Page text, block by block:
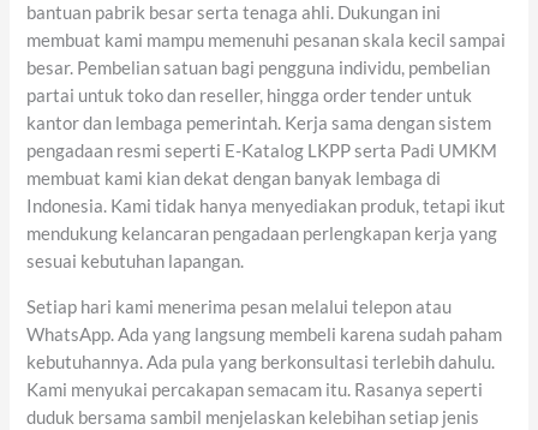
bantuan pabrik besar serta tenaga ahli. Dukungan ini
membuat kami mampu memenuhi pesanan skala kecil sampai
besar. Pembelian satuan bagi pengguna individu, pembelian
partai untuk toko dan reseller, hingga order tender untuk
kantor dan lembaga pemerintah. Kerja sama dengan sistem
pengadaan resmi seperti E-Katalog LKPP serta Padi UMKM
membuat kami kian dekat dengan banyak lembaga di
Indonesia. Kami tidak hanya menyediakan produk, tetapi ikut
mendukung kelancaran pengadaan perlengkapan kerja yang
sesuai kebutuhan lapangan.
Setiap hari kami menerima pesan melalui telepon atau
WhatsApp. Ada yang langsung membeli karena sudah paham
kebutuhannya. Ada pula yang berkonsultasi terlebih dahulu.
Kami menyukai percakapan semacam itu. Rasanya seperti
duduk bersama sambil menjelaskan kelebihan setiap jenis